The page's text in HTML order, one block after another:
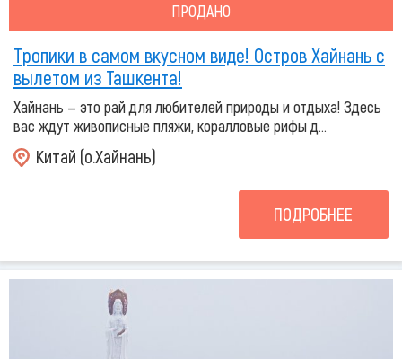
ПРОДАНО
Тропики в самом вкусном виде! Остров Хайнань с
вылетом из Ташкента!
Хайнань — это рай для любителей природы и отдыха! Здесь
вас ждут живописные пляжи, коралловые рифы д...
Китай (о.Хайнань)
ПОДРОБНЕЕ